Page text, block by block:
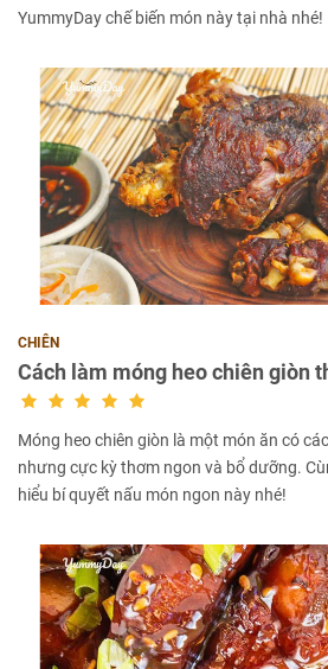
YummyDay chế biến món này tại nhà nhé!
CHIÊN
Cách làm móng heo chiên giòn
Móng heo chiên giòn là một món ăn có
nhưng cực kỳ thơm ngon và bổ dưỡng.
hiểu bí quyết nấu món ngon này nhé!